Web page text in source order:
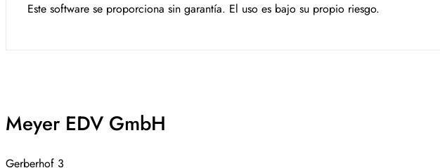
Este software se proporciona sin garantía. El uso es bajo su propio riesgo.
Meyer EDV GmbH
Gerberhof 3